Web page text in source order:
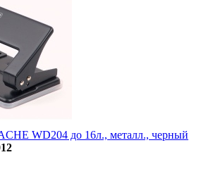
WD204 до 16л., металл., черный